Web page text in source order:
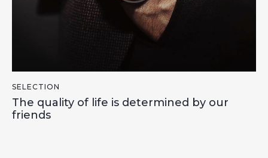
SELECTION
The quality of life is determined by our
friends